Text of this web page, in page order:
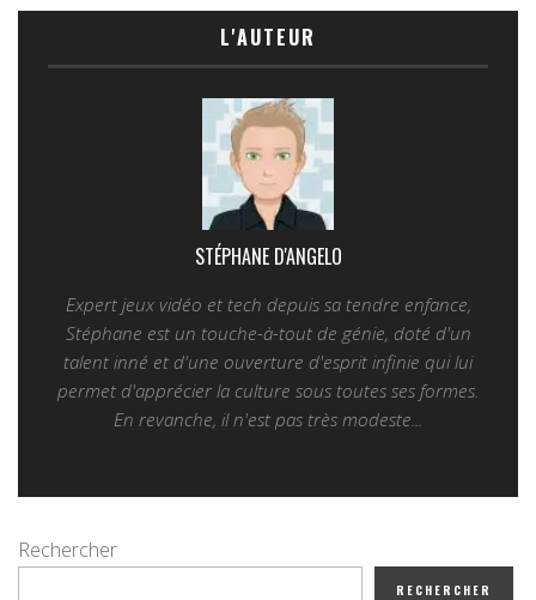
L'AUTEUR
STÉPHANE D'ANGELO
Expert jeux vidéo et tech depuis sa tendre enfance,
Stéphane est un touche-à-tout de génie, doté d'un
talent inné et d'une ouverture d'esprit infinie qui lui
permet d'apprécier la culture sous toutes ses formes.
En revanche, il n'est pas très modeste...
Rechercher
RECHERCHER